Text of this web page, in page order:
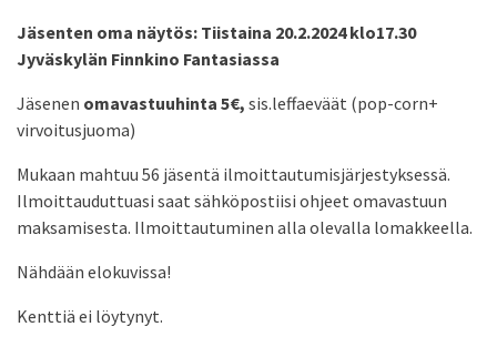
Jäsenten oma näytös: Tiistaina 20.2.2024 klo17.30
Jyväskylän Finnkino Fantasiassa
Jäsenen omavastuuhinta 5€, sis.leffaeväät (pop-corn+
virvoitusjuoma)
Mukaan mahtuu 56 jäsentä ilmoittautumisjärjestyksessä.
Ilmoittauduttuasi saat sähköpostiisi ohjeet omavastuun
maksamisesta. Ilmoittautuminen alla olevalla lomakkeella.
Nähdään elokuvissa!
Kenttiä ei löytynyt.